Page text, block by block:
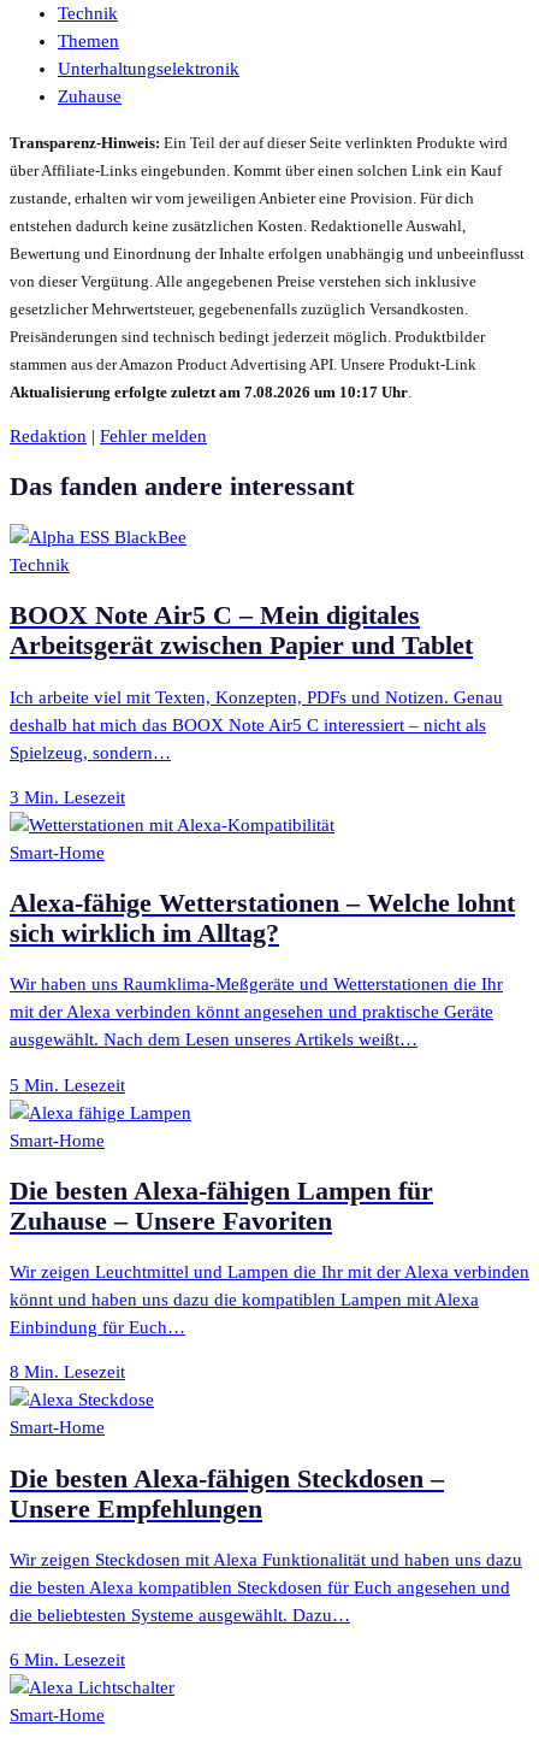
Technik
Themen
Unterhaltungselektronik
Zuhause
Transparenz-Hinweis: Ein Teil der auf dieser Seite verlinkten Produkte wird
über Affiliate-Links eingebunden. Kommt über einen solchen Link ein Kauf
zustande, erhalten wir vom jeweiligen Anbieter eine Provision. Für dich
entstehen dadurch keine zusätzlichen Kosten. Redaktionelle Auswahl,
Bewertung und Einordnung der Inhalte erfolgen unabhängig und unbeeinflusst
von dieser Vergütung. Alle angegebenen Preise verstehen sich inklusive
gesetzlicher Mehrwertsteuer, gegebenenfalls zuzüglich Versandkosten.
Preisänderungen sind technisch bedingt jederzeit möglich. Produktbilder
stammen aus der Amazon Product Advertising API. Unsere Produkt-Link
Aktualisierung erfolgte zuletzt am 7.08.2026 um 10:17 Uhr
Redaktion | Fehler melden
Das fanden andere interessant
Technik
BOOX Note Air5 C – Mein digitales
Arbeitsgerät zwischen Papier und Tablet
Ich arbeite viel mit Texten, Konzepten, PDFs und Notizen. Genau
deshalb hat mich das BOOX Note Air5 C interessiert – nicht als
Spielzeug, sondern…
3 Min. Lesezeit
Smart-Home
Alexa-fähige Wetterstationen – Welche lohnt
sich wirklich im Alltag?
Wir haben uns Raumklima-Meßgeräte und Wetterstationen die Ihr
mit der Alexa verbinden könnt angesehen und praktische Geräte
ausgewählt. Nach dem Lesen unseres Artikels weißt…
5 Min. Lesezeit
Smart-Home
Die besten Alexa-fähigen Lampen für
Zuhause – Unsere Favoriten
Wir zeigen Leuchtmittel und Lampen die Ihr mit der Alexa verbinden
könnt und haben uns dazu die kompatiblen Lampen mit Alexa
Einbindung für Euch…
8 Min. Lesezeit
Smart-Home
Die besten Alexa-fähigen Steckdosen –
Unsere Empfehlungen
Wir zeigen Steckdosen mit Alexa Funktionalität und haben uns dazu
die besten Alexa kompatiblen Steckdosen für Euch angesehen und
die beliebtesten Systeme ausgewählt. Dazu…
6 Min. Lesezeit
Smart-Home